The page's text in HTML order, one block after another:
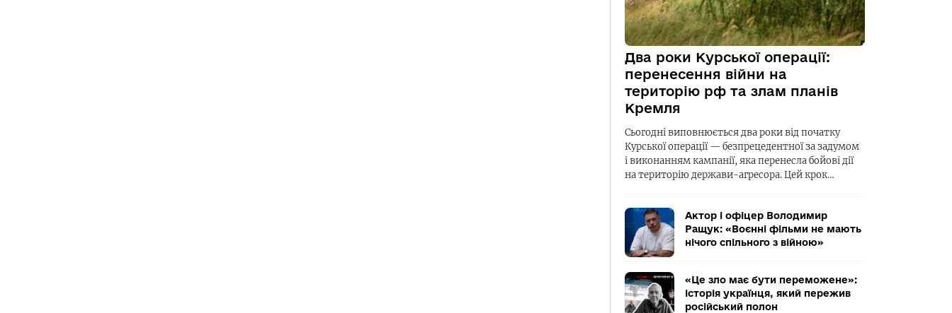
Два роки Курської операції:
перенесення війни на
територію рф та злам планів
Кремля
Сьогодні виповнюється два роки від початку
Курської операції — безпрецедентної за задумом
і виконанням кампанії, яка перенесла бойові дії
на територію держави-агресора. Цей крок…
Актор і офіцер Володимир
Ращук: «Воєнні фільми не мають
нічого спільного з війною»
«Це зло має бути переможене»:
історія українця, який пережив
російський полон